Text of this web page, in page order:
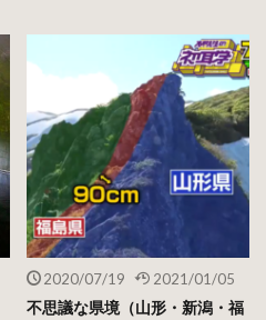
2020/07/19 2021/01/05
不思議な県境（山形・新潟・福